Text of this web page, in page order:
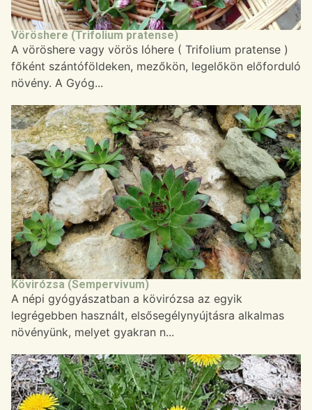
Vöröshere (Trifolium pratense)
A vöröshere vagy vörös lóhere ( Trifolium pratense )
főként szántóföldeken, mezőkön, legelőkön előforduló
növény. A Gyóg...
Kövirózsa (Sempervivum)
A népi gyógyászatban a kövirózsa az egyik
legrégebben használt, elsősegélynyújtásra alkalmas
növényünk, melyet gyakran n...